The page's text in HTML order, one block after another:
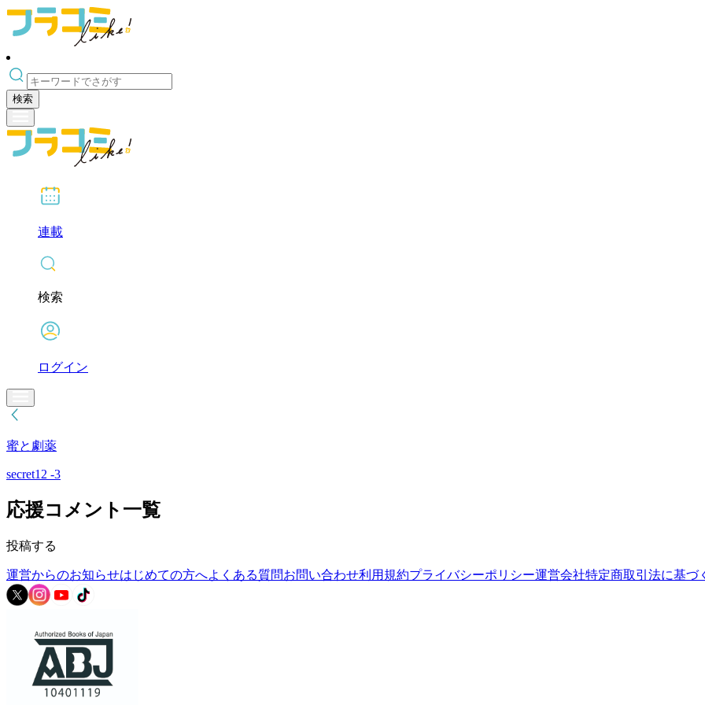
検索
連載
検索
ログイン
蜜と劇薬
secret12 -3
応援コメント一覧
投稿する
運営からのお知らせはじめての方へよくある質問お問い合わせ利用規約プライバシーポリシー運営会社特定商取引法に基づ